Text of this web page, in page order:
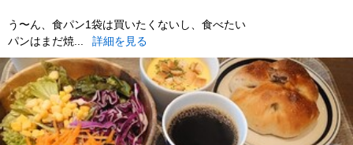
う〜ん、食パン1袋は買いたくないし、食べたい
パンはまだ焼...
詳細を見る